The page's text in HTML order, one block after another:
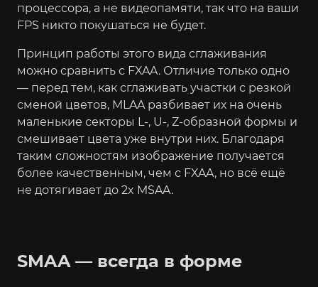
процессора, а не видеопамяти, так что на ваши
FPS никто покушаться не будет.
Принцип работы этого вида сглаживания
можно сравнить с FXAA. Отличие только одно
— перед тем, как сглаживать участки с резкой
сменой цветов, MLAA разбивает их на очень
маленькие секторы L-, U-, Z-образной формы и
смешивает цвета уже внутри них. Благодаря
таким сложностям изображение получается
более качественным, чем с FXAA, но всё ещё
не дотягивает до 2x MSAA.
SMAA — всегда в форме